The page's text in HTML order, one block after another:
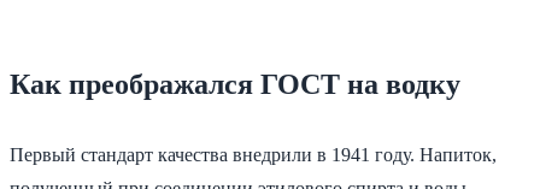
Как преображался ГОСТ на водку
Первый стандарт качества внедрили в 1941 году. Напиток,